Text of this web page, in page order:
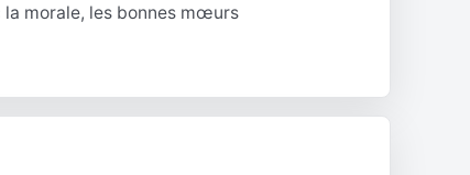
la morale, les bonnes mœurs